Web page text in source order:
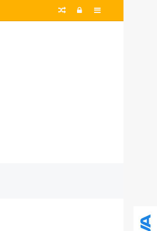
Barra
Entrar
Artigo